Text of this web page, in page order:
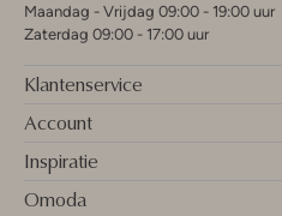
Maandag - Vrijdag 09:00 - 19:00 uur
Zaterdag 09:00 - 17:00 uur
Klantenservice
Account
Inspiratie
Omoda